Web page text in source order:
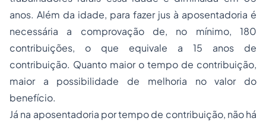
anos. Além da idade, para fazer jus à aposentadoria é
necessária a comprovação de, no mínimo, 180
contribuições, o que equivale a 15 anos de
contribuição. Quanto maior o tempo de contribuição,
maior a possibilidade de melhoria no valor do
benefício.
Já na aposentadoria por tempo de contribuição, não há